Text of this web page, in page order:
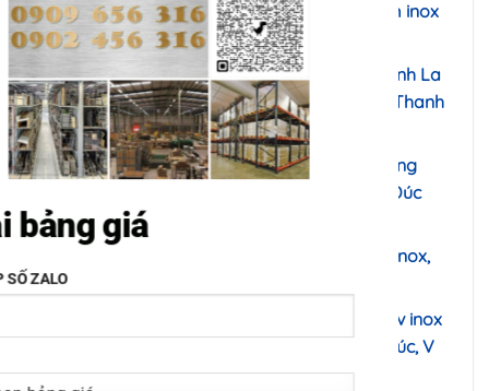
inox 430, Tấm inox 310s, Tấm inox 409, Tấm inox
303
Thanh La inox 304, Thanh La inox 304 L, Thanh La
inox 316, Thanh La inox 316L, Thanh La Đúc, Thanh
La zin
Ống inox 304,Ống inox 304 L, Ống inox 316, Ống
inox 316 L, Ống inox 310S, Ống inox 201,Ống Đúc
inox
Ống trang trí Inox ,Ống hàn inox, Ống vi sinh inox,
Ống Thủy lực inox, Ống inox chịu nhiệt,
Thanh v inox 304, Thanh v inox 304 L, Thanh v inox
316, Thanh v inox 316 L, Thanh v inox 201, V đúc, V
chấn